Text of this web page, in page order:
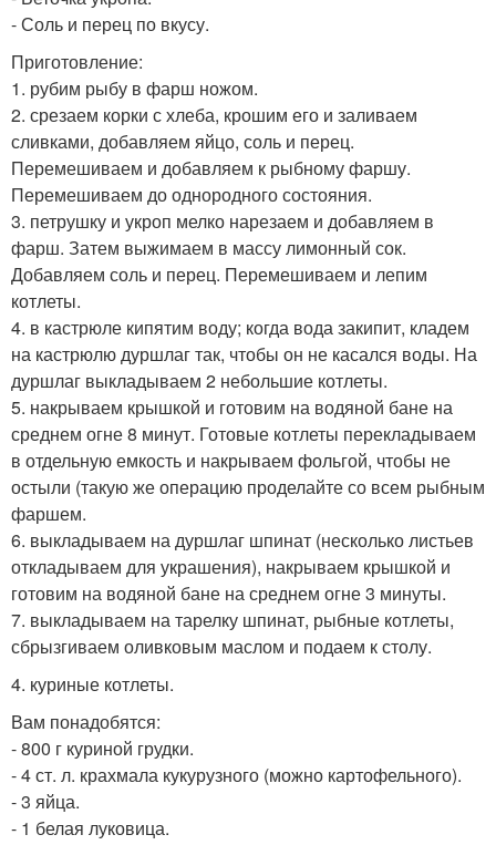
- Соль и перец по вкусу.
Приготовление:
1. рубим рыбу в фарш ножом.
2. срезаем корки с хлеба, крошим его и заливаем
сливками, добавляем яйцо, соль и перец.
Перемешиваем и добавляем к рыбному фаршу.
Перемешиваем до однородного состояния.
3. петрушку и укроп мелко нарезаем и добавляем в
фарш. Затем выжимаем в массу лимонный сок.
Добавляем соль и перец. Перемешиваем и лепим
котлеты.
4. в кастрюле кипятим воду; когда вода закипит, кладем
на кастрюлю дуршлаг так, чтобы он не касался воды. На
дуршлаг выкладываем 2 небольшие котлеты.
5. накрываем крышкой и готовим на водяной бане на
среднем огне 8 минут. Готовые котлеты перекладываем
в отдельную емкость и накрываем фольгой, чтобы не
остыли (такую же операцию проделайте со всем рыбным
фаршем.
6. выкладываем на дуршлаг шпинат (несколько листьев
откладываем для украшения), накрываем крышкой и
готовим на водяной бане на среднем огне 3 минуты.
7. выкладываем на тарелку шпинат, рыбные котлеты,
сбрызгиваем оливковым маслом и подаем к столу.
4. куриные котлеты.
Вам понадобятся:
- 800 г куриной грудки.
- 4 ст. л. крахмала кукурузного (можно картофельного).
- 3 яйца.
- 1 белая луковица.